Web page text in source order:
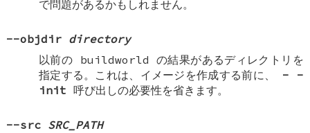
で問題があるかもしれません。
--objdir directory
以前の buildworld の結果があるディレクトリを
指定する。これは、イメージを作成する前に、 -
-
init 呼び出しの必要性を省きます。
--src SRC_PATH